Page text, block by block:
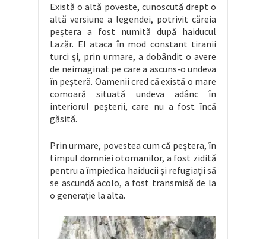
Există o altă poveste, cunoscută drept o
altă versiune a legendei, potrivit căreia
peștera a fost numită după haiducul
Lazăr. El ataca în mod constant tiranii
turci și, prin urmare, a dobândit o avere
de neimaginat pe care a ascuns-o undeva
în peșteră. Oamenii cred că există o mare
comoară situată undeva adânc în
interiorul peșterii, care nu a fost încă
găsită.
Prin urmare, povestea cum că peștera, în
timpul domniei otomanilor, a fost zidită
pentru a împiedica haiducii și refugiații să
se ascundă acolo, a fost transmisă de la
o generație la alta.